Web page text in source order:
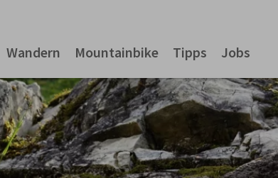
Wandern Mountainbike Tipps Jobs
Warenkorb ist leer